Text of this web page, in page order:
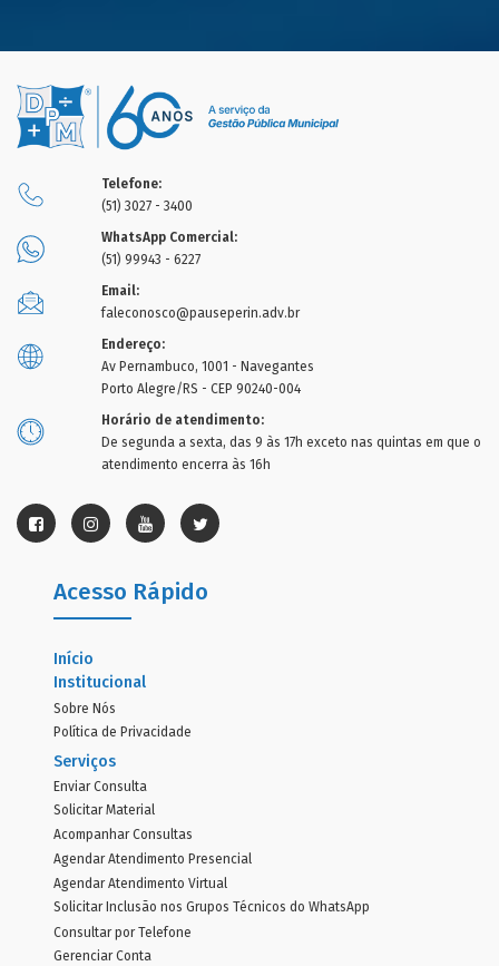
Telefone:
(51) 3027 - 3400
WhatsApp Comercial:
(51) 99943 - 6227
Email:
faleconosco@pauseperin.adv.br
Endereço:
Av Pernambuco, 1001 - Navegantes
Porto Alegre/RS - CEP 90240-004
Horário de atendimento:
De segunda a sexta, das 9 às 17h exceto nas quintas em que o
atendimento encerra às 16h
Acesso Rápido
Início
Institucional
Sobre Nós
Política de Privacidade
Serviços
Enviar Consulta
Solicitar Material
Acompanhar Consultas
Agendar Atendimento Presencial
Agendar Atendimento Virtual
Solicitar Inclusão nos Grupos Técnicos do WhatsApp
Consultar por Telefone
Gerenciar Conta